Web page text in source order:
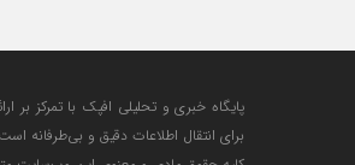
پایگاه خبری و تحلیلی افپک با تمرکز بر
برای انتقال اطلاعات دقیق و